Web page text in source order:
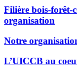
Filière bois-forêt-
organisation
Notre
L’UICCB au